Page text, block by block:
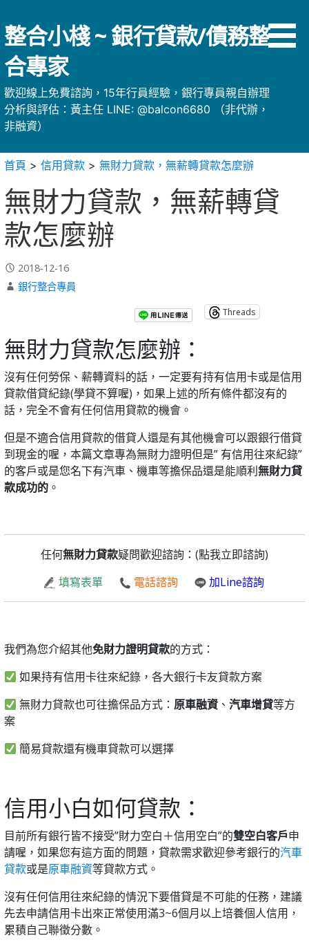
過
內
容
整合小棧 ~ 銀行貸款/債務整
合專家
歡迎線上免費諮詢，15年行員經驗，銀行專員親自辦理
分析與評估：黃主任 LINE: @balcon6680 （非代辦，
非融資）
首頁 >信用貸款 >無財力貸款，無薪轉貸款怎麼辦
無財力貸款，無薪轉貸
款怎麼辦
2018-12-16
銀行整合專員
Threads
無財力貸款怎麼辦：
沒有任何勞保、薪轉資料的話，一定要有持有信用卡或是信用
貸款借貸紀錄(學貸不算喔)，如果上述的所有條件都沒有的
話，完全不會有任何信用貸款的機會。
但是不適合信用貸款的借貸人還是有其他機會可以跟銀行借貸
到現金的喔，本篇文章專為無財力證明但是” 有信用往來紀錄”
的客戶或是您名下有汽車、機車等擔保品還是能順利無財力貸
款成功的 。
任何無財力貸款疑問歡迎諮詢：(點我立即諮詢)
填寫表單
電話諮詢 加Line諮詢
我們為您介紹其他免財力證明貸款的方式：
如果持有信用卡往來紀錄，各大銀行卡友貸款方案
無財力貸款也可往擔保品方式： 原車融資、汽車增貸等方
案
簡易貸款還有機車貸款可以選擇
信用小白如何貸款：
目前所有銀行皆不接受”財力空白＋信用空白”的雙空白客戶申
請喔，如果您有這方面的問題，貸款需求歡迎參考銀行的汽車
貸款或是原車融資等貸款方式。
沒有任何信用往來紀錄的情況下要借貸是不可能的任務，建議
先去申請信用卡出來正常使用滿3~6個月以上培養個人信用，
累積自己聯徵分數。